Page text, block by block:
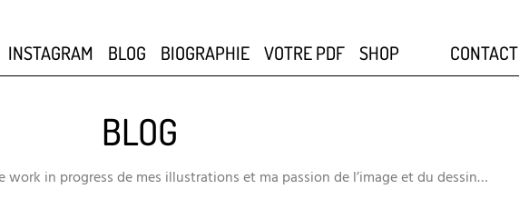
INSTAGRAM BLOG BIOGRAPHIE VOTRE PDF SHOP CONTACT
BLOG
in progress de mes illustrations et ma passion de l’image et du dessin…